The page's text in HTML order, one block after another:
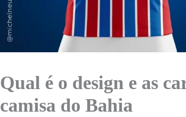
Qual é o design e as
camisa do Bahia